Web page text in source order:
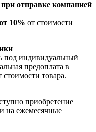
отправке компанией
от 10% от стоимости
под индивидуальный
предоплата в
товара.
приобретение
на ежемесячные